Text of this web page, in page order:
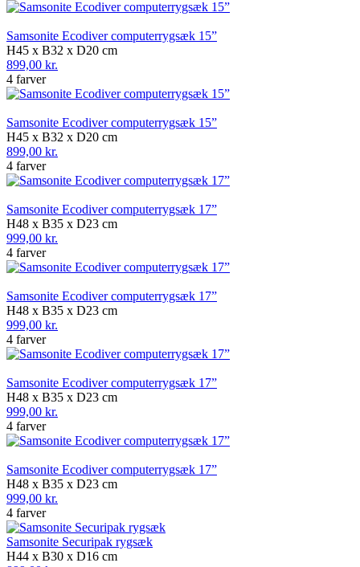
Samsonite Ecodiver computerrygsæk 15”
H45 x B32 x D20 cm
899,00 kr.
4 farver
Samsonite Ecodiver computerrygsæk 15”
H45 x B32 x D20 cm
899,00 kr.
4 farver
Samsonite Ecodiver computerrygsæk 17”
H48 x B35 x D23 cm
999,00 kr.
4 farver
Samsonite Ecodiver computerrygsæk 17”
H48 x B35 x D23 cm
999,00 kr.
4 farver
Samsonite Ecodiver computerrygsæk 17”
H48 x B35 x D23 cm
999,00 kr.
4 farver
Samsonite Ecodiver computerrygsæk 17”
H48 x B35 x D23 cm
999,00 kr.
4 farver
Samsonite Securipak rygsæk
H44 x B30 x D16 cm